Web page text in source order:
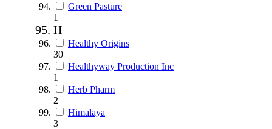
Green Pasture
1
H
Healthy Origins
30
Healthyway Production Inc
1
Herb Pharm
2
Himalaya
3